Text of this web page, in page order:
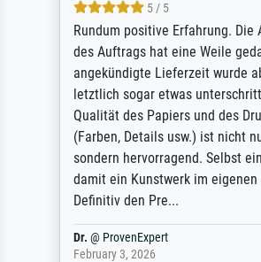
5 / 5
Rundum positive Erfahrung. Die
des Auftrags hat eine Weile
angekündigte Lieferzeit wurde
letztlich sogar etwas
Qualität des Papiers und des
(Farben, Details usw.) ist nicht
sondern hervorragend. Selbst
damit ein Kunstwerk im eigenen
Definitiv den Pre...
Dr. @ ProvenExpert
February 3, 2026